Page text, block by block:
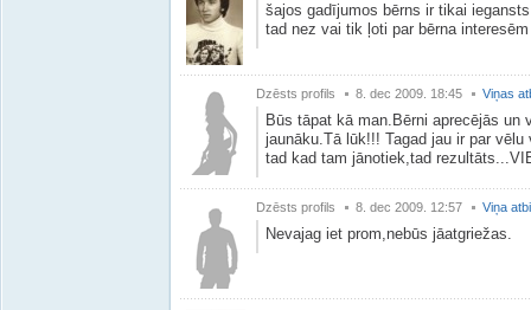
šajos gadījumos bērns ir tikai
tad nez vai tik ļoti par bērna
Dzēsts profils 8. dec 2009. 18:45 Viņas
Būs tāpat kā man.Bērni aprecējās
jaunāku.Tā lūk!!! Tagad jau ir par
tad kad tam jānotiek,tad
Dzēsts profils 8. dec 2009. 12:57 Viņa
Nevajag iet prom,nebūs jāatgriežas.